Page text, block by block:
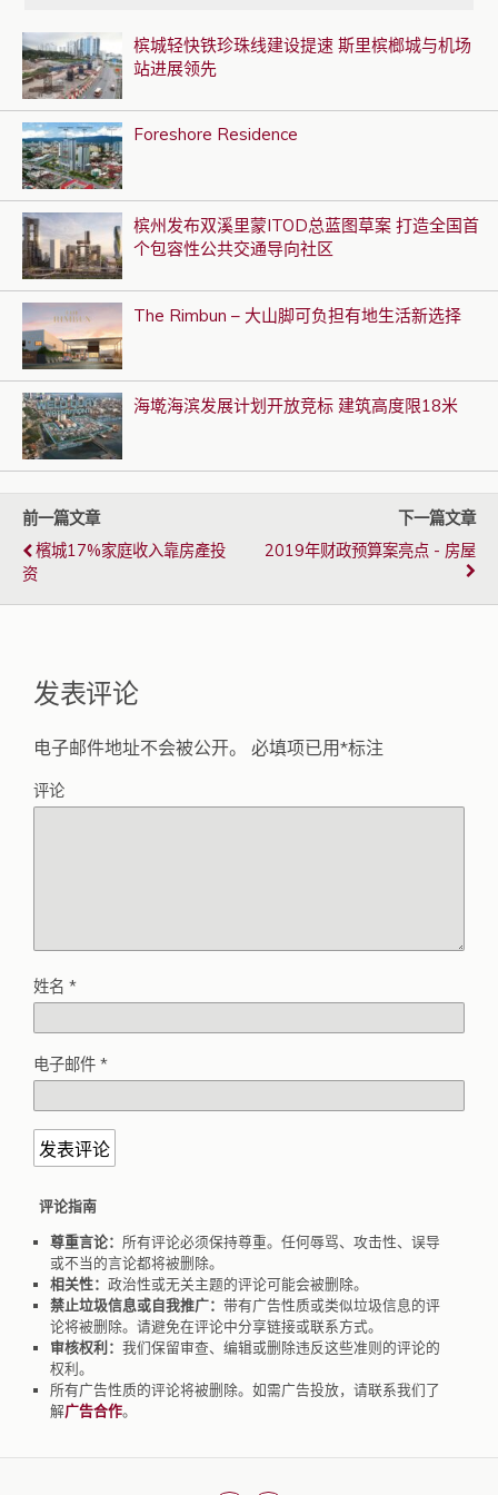
槟城轻快铁珍珠线建设提速 斯里槟榔城与机场
站进展领先
Foreshore Residence
槟州发布双溪里蒙ITOD总蓝图草案 打造全国首
个包容性公共交通导向社区
The Rimbun – 大山脚可负担有地生活新选择
海墘海滨发展计划开放竞标 建筑高度限18米
前一篇文章
檳城17%家庭收入靠房產投
资
下一篇文章
2019年财政预算案亮点 - 房屋
发表评论
电子邮件地址不会被公开。 必填项已用*标注
评论
姓名 *
电子邮件 *
评论指南
尊重言论： 所有评论必须保持尊重。任何辱骂、攻击性、误导
或不当的言论都将被删除。
相关性： 政治性或无关主题的评论可能会被删除。
禁止垃圾信息或自我推广： 带有广告性质或类似垃圾信息的评
论将被删除。请避免在评论中分享链接或联系方式。
审核权利： 我们保留审查、编辑或删除违反这些准则的评论的
权利。
所有广告性质的评论将被删除。如需广告投放，请联系我们了
解广告合作。